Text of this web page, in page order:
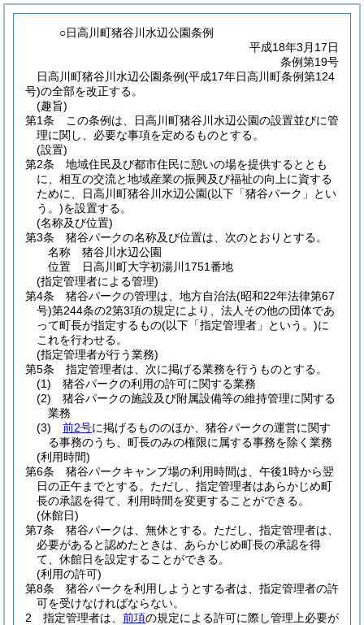
○日高川町猪谷川水辺公園条例
平成18年3月17日
条例第19号
日高川町猪谷川水辺公園条例(平成17年日高川町条例第124
号)の全部を改正する。
(趣旨)
第1条
この条例は、日高川町猪谷川水辺公園の設置並びに管
理に関し、必要な事項を定めるものとする。
(設置)
第2条
地域住民及び都市住民に憩いの場を提供するととも
に、相互の交流と地域産業の振興及び福祉の向上に資する
ために、日高川町猪谷川水辺公園(以下「猪谷パーク」とい
う。)を設置する。
(名称及び位置)
第3条
猪谷パークの名称及び位置は、次のとおりとする。
名称 猪谷川水辺公園
位置 日高川町大字初湯川1751番地
(指定管理者による管理)
第4条
猪谷パークの管理は、地方自治法(昭和22年法律第67
号)第244条の2第3項の規定により、法人その他の団体であ
って町長が指定するもの(以下「指定管理者」という。)に
これを行わせる。
(指定管理者が行う業務)
第5条
指定管理者は、次に掲げる業務を行うものとする。
(1)
猪谷パークの利用の許可に関する業務
(2)
猪谷パークの施設及び附属設備等の維持管理に関する
業務
(3)
前2号に掲げるもののほか、猪谷パークの運営に関す
る事務のうち、町長のみの権限に属する事務を除く業務
(利用時間)
第6条
猪谷パークキャンプ場の利用時間は、午後1時から翌
日の正午までとする。 ただし、指定管理者はあらかじめ町
長の承認を得て、利用時間を変更することができる。
(休館日)
第7条
猪谷パークは、無休とする。 ただし、指定管理者は、
必要があると認めたときは、あらかじめ町長の承認を得
て、休館日を設定することができる。
(利用の許可)
第8条
猪谷パークを利用しようとする者は、指定管理者の許
可を受けなければならない。
2
指定管理者は、 前項の規定による許可に際し管理上必要が